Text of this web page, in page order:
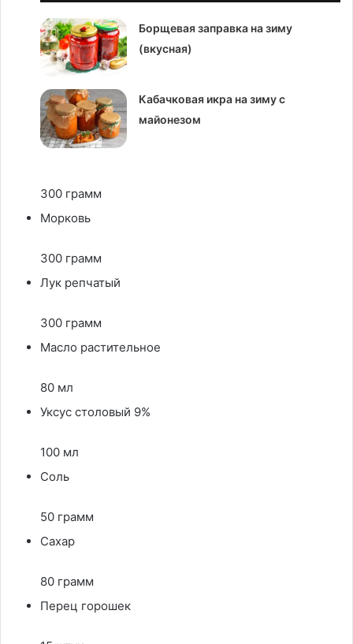
Борщевая заправка на зиму
(вкусная)
Кабачковая икра на зиму с
майонезом
300 грамм
Морковь
300 грамм
Лук репчатый
300 грамм
Масло растительное
80 мл
Уксус столовый 9%
100 мл
Соль
50 грамм
Сахар
80 грамм
Перец горошек